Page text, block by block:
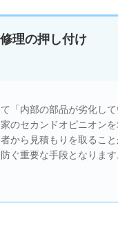
理の押し付け
「内部の部品が劣化し
のセカンドオピニオン
から見積もりを取るこ
ぐ重要な手段となります